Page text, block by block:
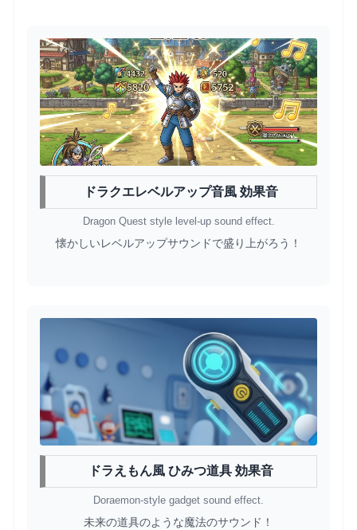
ドラクエレベルアップ音風 効果音
Dragon Quest style level-up sound effect.
懐かしいレベルアップサウンドで盛り上がろう！
ドラえもん風 ひみつ道具 効果音
Doraemon-style gadget sound effect.
未来の道具のような魔法のサウンド！